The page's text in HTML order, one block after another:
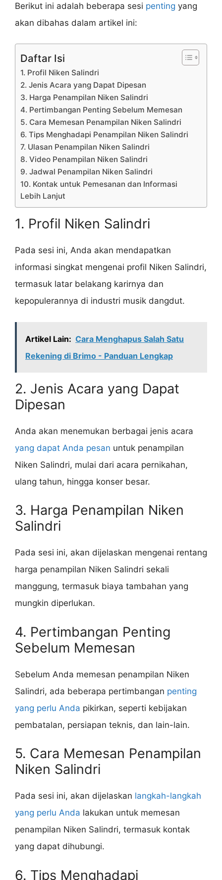
Berikut ini adalah beberapa sesi penting yang
akan dibahas dalam artikel ini:
Daftar Isi
1. Profil Niken Salindri
2. Jenis Acara yang Dapat Dipesan
3. Harga Penampilan Niken Salindri
4. Pertimbangan Penting Sebelum Memesan
5. Cara Memesan Penampilan Niken Salindri
6. Tips Menghadapi Penampilan Niken Salindri
7. Ulasan Penampilan Niken Salindri
8. Video Penampilan Niken Salindri
9. Jadwal Penampilan Niken Salindri
10. Kontak untuk Pemesanan dan Informasi
Lebih Lanjut
1. Profil Niken Salindri
Pada sesi ini, Anda akan mendapatkan
informasi singkat mengenai profil Niken Salindri,
termasuk latar belakang karirnya dan
kepopulerannya di industri musik dangdut.
Artikel Lain: Cara Menghapus Salah Satu
Rekening di Brimo - Panduan Lengkap
2. Jenis Acara yang Dapat
Dipesan
Anda akan menemukan berbagai jenis acara
yang dapat Anda pesan untuk penampilan
Niken Salindri, mulai dari acara pernikahan,
ulang tahun, hingga konser besar.
3. Harga Penampilan Niken
Salindri
Pada sesi ini, akan dijelaskan mengenai rentang
harga penampilan Niken Salindri sekali
manggung, termasuk biaya tambahan yang
mungkin diperlukan.
4. Pertimbangan Penting
Sebelum Memesan
Sebelum Anda memesan penampilan Niken
Salindri, ada beberapa pertimbangan penting
yang perlu Anda pikirkan, seperti kebijakan
pembatalan, persiapan teknis, dan lain-lain.
5. Cara Memesan Penampilan
Niken Salindri
Pada sesi ini, akan dijelaskan langkah-langkah
yang perlu Anda lakukan untuk memesan
penampilan Niken Salindri, termasuk kontak
yang dapat dihubungi.
6. Tips Menghadapi